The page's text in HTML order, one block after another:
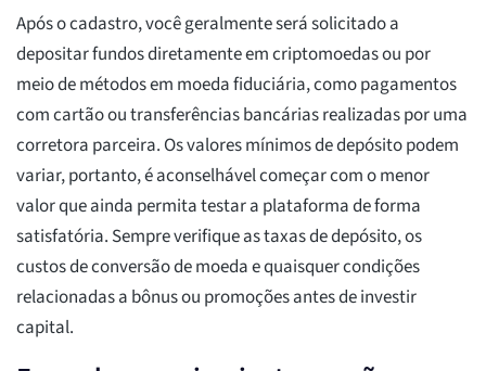
Após o cadastro, você geralmente será solicitado a
depositar fundos diretamente em criptomoedas ou por
meio de métodos em moeda fiduciária, como pagamentos
com cartão ou transferências bancárias realizadas por uma
corretora parceira. Os valores mínimos de depósito podem
variar, portanto, é aconselhável começar com o menor
valor que ainda permita testar a plataforma de forma
satisfatória. Sempre verifique as taxas de depósito, os
custos de conversão de moeda e quaisquer condições
relacionadas a bônus ou promoções antes de investir
capital.